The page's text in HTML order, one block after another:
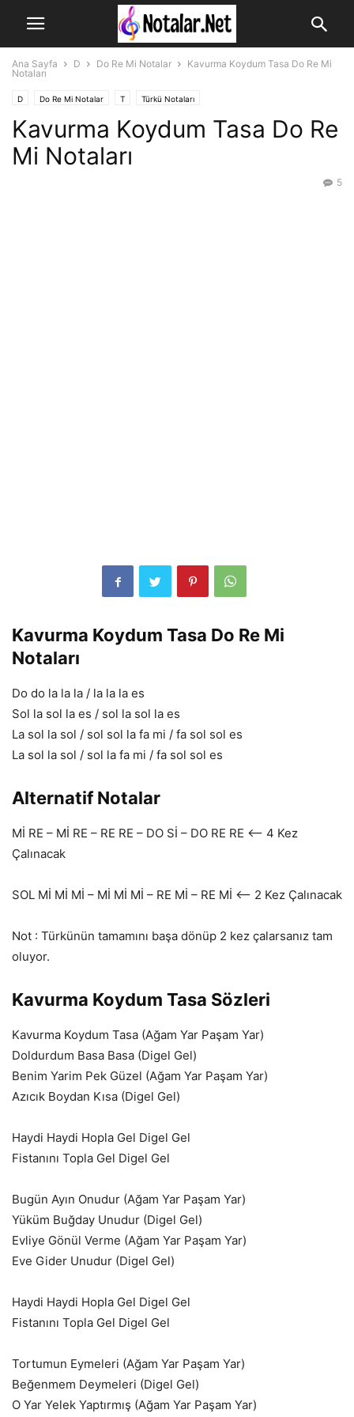
Ana Sayfa D Do Re Mi Notalar
Kavurma Koydum Tasa Do Re Mi
Notaları
D Do Re Mi Notalar T Türkü Notaları
Kavurma Koydum Tasa Do Re
Mi Notaları
5
Kavurma Koydum Tasa Do Re Mi
Notaları
Do do la la la / la la la es
Sol la sol la es / sol la sol la es
La sol la sol / sol sol la fa mi / fa sol sol es
La sol la sol / sol la fa mi / fa sol sol es
Alternatif Notalar
Mİ RE – Mİ RE – RE RE – DO Sİ – DO RE RE <– 4 Kez
Çalınacak
SOL Mİ Mİ Mİ – Mİ Mİ Mİ – RE Mİ – RE Mİ <– 2 Kez Çalınacak
Not : Türkünün tamamını başa dönüp 2 kez çalarsanız tam
oluyor.
Kavurma Koydum Tasa Sözleri
Kavurma Koydum Tasa (Ağam Yar Paşam Yar)
Doldurdum Basa Basa (Digel Gel)
Benim Yarim Pek Güzel (Ağam Yar Paşam Yar)
Azıcık Boydan Kısa (Digel Gel)
Haydi Haydi Hopla Gel Digel Gel
Fistanını Topla Gel Digel Gel
Bugün Ayın Onudur (Ağam Yar Paşam Yar)
Yüküm Buğday Unudur (Digel Gel)
Evliye Gönül Verme (Ağam Yar Paşam Yar)
Eve Gider Unudur (Digel Gel)
Haydi Haydi Hopla Gel Digel Gel
Fistanını Topla Gel Digel Gel
Tortumun Eymeleri (Ağam Yar Paşam Yar)
Beğenmem Deymeleri (Digel Gel)
O Yar Yelek Yaptırmış (Ağam Yar Paşam Yar)